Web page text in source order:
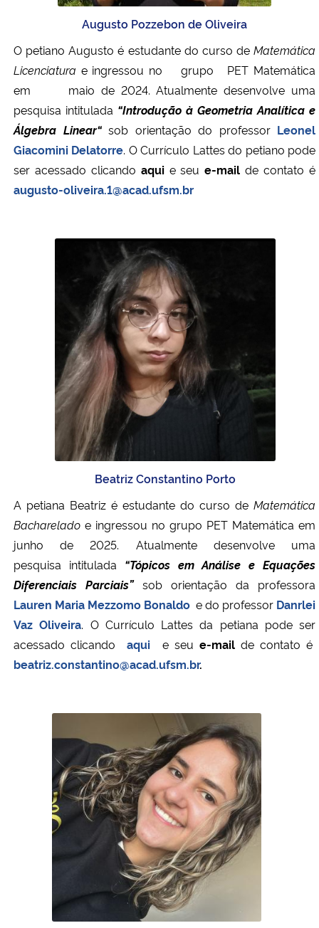
Augusto Pozzebon de Oliveira
O petianoAugusto é estudante do curso de Matemática
Licenciatura e ingressou no grupo PET Matemática
em maio de 2024.Atualmente desenvolve uma
pesquisa intitulada “Introdução à Geometria Analítica e
Álgebra Linear“sob orientação do professor Leonel
Giacomini Delatorre. O Currículo Lattes do petiano pode
ser acessado clicando aquie seue-mail de contato é
augusto-oliveira.1@acad.ufsm.br
Beatriz Constantino Porto
A petiana Beatriz é estudante do curso de Matemática
Bacharelado e ingressou no grupo PET Matemática em
junho de 2025. Atualmente desenvolve uma
pesquisa intitulada “Tópicos em Análise e Equações
Diferenciais Parciais” sob orientação da professora
Lauren Maria Mezzomo Bonaldo e do professor Danrlei
Vaz Oliveira. OCurrículo Lattes da petiana pode ser
acessado clicando
aqui e seu e-mailde contato é
beatriz.constantino@acad.ufsm.br.